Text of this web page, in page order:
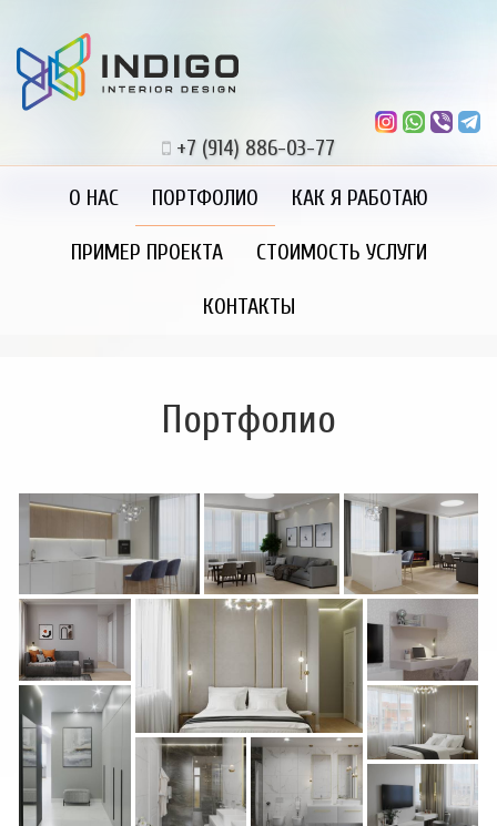
+7 (914) 886-03-77
О НАС
ПОРТФОЛИО КАК Я РАБОТАЮ
ПРИМЕР ПРОЕКТА СТОИМОСТЬ УСЛУГИ
КОНТАКТЫ
Портфолио